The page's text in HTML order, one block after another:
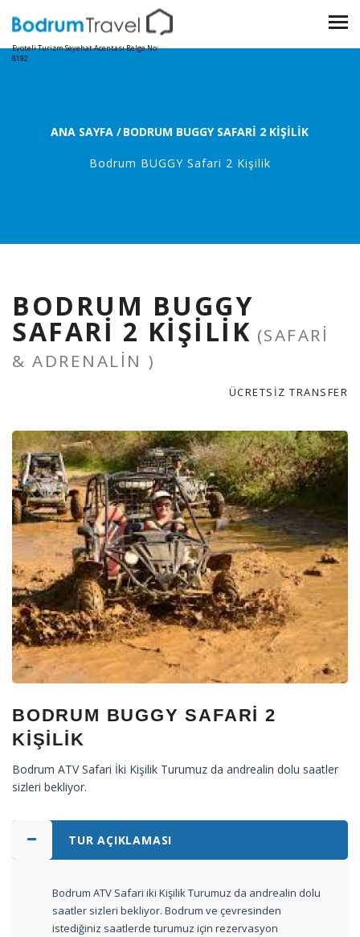
Evoteli Turizm Seyehat Acentası Belge No:
8192
ANA SAYFA/BODRUM BUGGY SAFARI 2 KIŞILIK
Bodrum BUGGY Safari 2 Kişilik
BODRUM BUGGY
SAFARI 2 KIŞILIK (SAFARI
& ADRENALIN )
ÜCRETSİZ TRANSFER
BODRUM BUGGY SAFARI 2
KIŞILIK
Bodrum ATV Safari İki Kişilik Turumuz da andrealin dolu saatler
sizleri bekliyor.
TUR AÇIKLAMASI
Bodrum ATV Safari iki Kişilik Turumuz da andrealin dolu
saatler sizleri bekliyor. Bodrum ve çevresinden
istediğiniz saatlerde turumuz için rezervasyon